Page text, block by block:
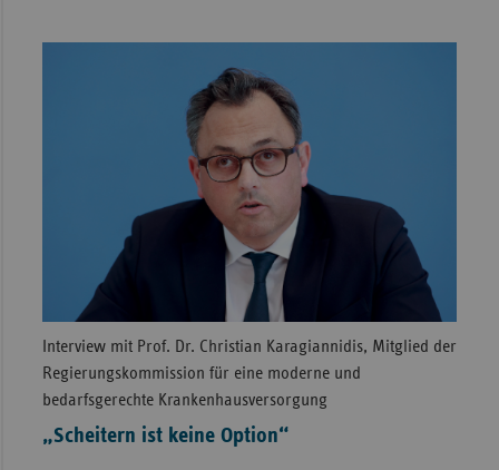
Interview mit Prof. Dr. Christian Karagiannidis, Mitglied der
Regierungskommission für eine moderne und
bedarfsgerechte Krankenhausversorgung
„Scheitern ist keine Option“